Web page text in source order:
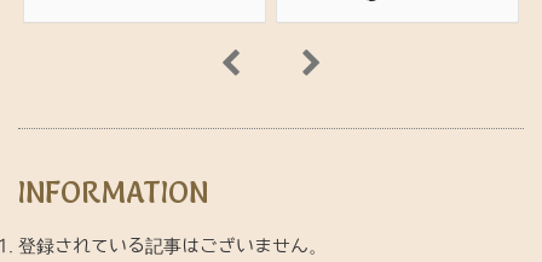
INFORMATION
登録されている記事はございません。